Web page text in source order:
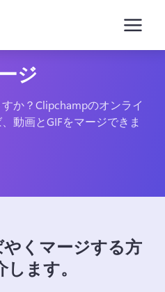
ジ
か？Clipchampのオンライ
動画とGIFをマージできま
くマージする方
ます。